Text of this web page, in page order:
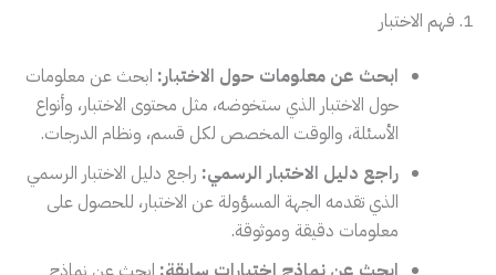
1. فهم الاختبار
ابحث عن معلومات حول الاختبار: ابحث عن معلومات
حول الاختبار الذي ستخوضه، مثل محتوى الاختبار، وأنواع
الأسئلة، والوقت المخصص لكل قسم، ونظام الدرجات.
راجع دليل الاختبار الرسمي: راجع دليل الاختبار الرسمي
الذي تقدمه الجهة المسؤولة عن الاختبار، للحصول على
معلومات دقيقة وموثوقة.